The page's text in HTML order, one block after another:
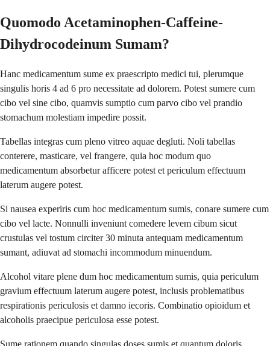
Quomodo Acetaminophen-Caffeine-
Dihydrocodeinum Sumam?
Hanc medicamentum sume ex praescripto medici tui, plerumque
singulis horis 4 ad 6 pro necessitate ad dolorem. Potest sumere cum
cibo vel sine cibo, quamvis sumptio cum parvo cibo vel prandio
stomachum molestiam impedire possit.
Tabellas integras cum pleno vitreo aquae degluti. Noli tabellas
conterere, masticare, vel frangere, quia hoc modum quo
medicamentum absorbetur afficere potest et periculum effectuum
laterum augere potest.
Si nausea experiris cum hoc medicamentum sumis, conare sumere cum
cibo vel lacte. Nonnulli inveniunt comedere levem cibum sicut
crustulas vel tostum circiter 30 minuta antequam medicamentum
sumant, adiuvat ad stomachi incommodum minuendum.
Alcohol vitare plene dum hoc medicamentum sumis, quia periculum
gravium effectuum laterum augere potest, inclusis problematibus
respirationis periculosis et damno iecoris. Combinatio opioidum et
alcoholis praecipue periculosa esse potest.